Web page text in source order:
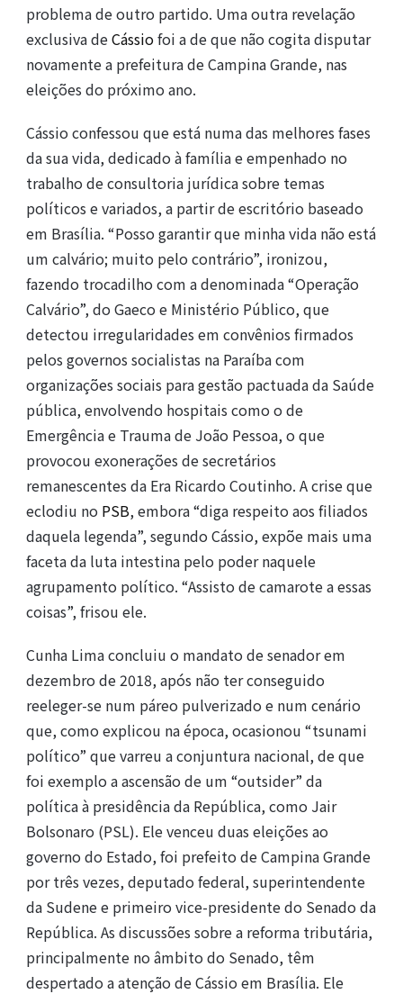
problema de outro partido. Uma outra revelação
exclusiva deCássiofoi a de que não cogita disputar
novamente a prefeitura de Campina Grande, nas
eleições do próximo ano.
Cássio confessou que está numa das melhores fases
da sua vida, dedicado à família e empenhado no
trabalho de consultoria jurídica sobre temas
políticos e variados, a partir de escritório baseado
em Brasília. “Posso garantir que minha vida não está
um calvário; muito pelo contrário”, ironizou,
fazendo trocadilho com a denominada “Operação
Calvário”, do Gaeco e Ministério Público, que
detectou irregularidades em convênios firmados
pelos governos socialistas na Paraíba com
organizações sociais para gestão pactuada da Saúde
pública, envolvendo hospitais como o de
Emergência e Trauma de João Pessoa, o que
provocou exonerações de secretários
remanescentes da Era Ricardo Coutinho. A crise que
eclodiu no PSB, embora “diga respeito aos filiados
daquela legenda”, segundo Cássio, expõe mais uma
faceta da luta intestina pelo poder naquele
agrupamento político. “Assisto de camarote a essas
coisas”, frisou ele.
Cunha Lima concluiu o mandato de senador em
dezembro de 2018, após não ter conseguido
reeleger-se num páreo pulverizado e num cenário
que, como explicou na época, ocasionou “tsunami
político” que varreu a conjuntura nacional, de que
foi exemplo a ascensão de um “outsider” da
política à presidência da República, como Jair
Bolsonaro (PSL). Ele venceu duas eleições ao
governo do Estado, foi prefeito de Campina Grande
por três vezes, deputado federal, superintendente
da Sudene e primeiro vice-presidente do Senado da
República. As discussões sobre a reforma tributária,
principalmente no âmbito do Senado, têm
despertado a atenção de Cássio em Brasília. Ele